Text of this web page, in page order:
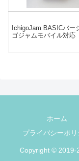
IchigoJam BASICバー
ゴジャムモバイル対応
ホーム
プライバシーポリ
Copyright © 2019-